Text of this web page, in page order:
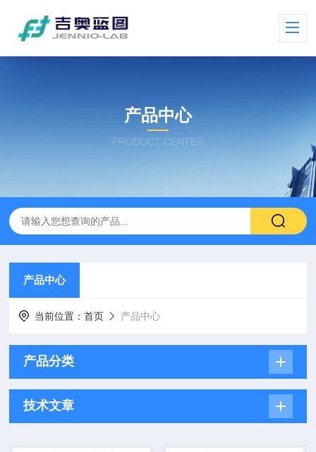
产品中心
PRODUCT CENTER
产品中心
当前位置：首页 产品中心
产品分类
技术文章